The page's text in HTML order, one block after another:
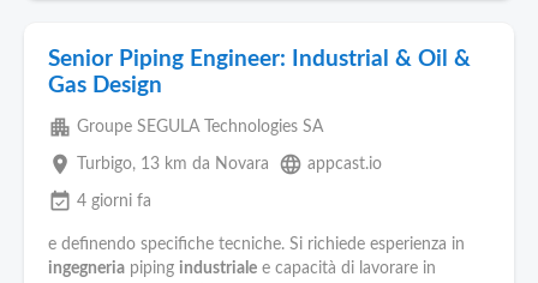
Senior Piping Engineer: Industrial & Oil &
Gas Design
apartment Groupe SEGULA Technologies SA
place Turbigo, 13 km da Novara language appcast.io
event_available 4 giorni fa
e definendo specifiche tecniche. Si richiede esperienza in
ingegneria piping industriale e capacità di lavorare in